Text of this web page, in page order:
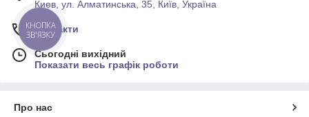
Киев, ул. Алматинська, 35, Київ, Україна
Контакти
Сьогодні вихідний
Показати весь графік роботи
Про нас
КНОПКА
ЗВ'ЯЗКУ